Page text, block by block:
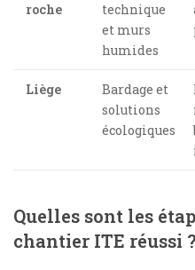
roche
technique
et murs
humides
Liège
Bardage et
solutions
écologiques
Quelles sont les
chantier ITE réussi ?